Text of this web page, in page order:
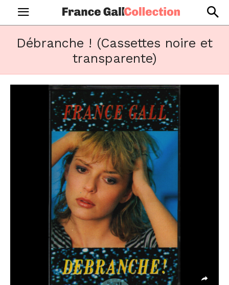
Débranche ! (Cassettes noire et
transparente)